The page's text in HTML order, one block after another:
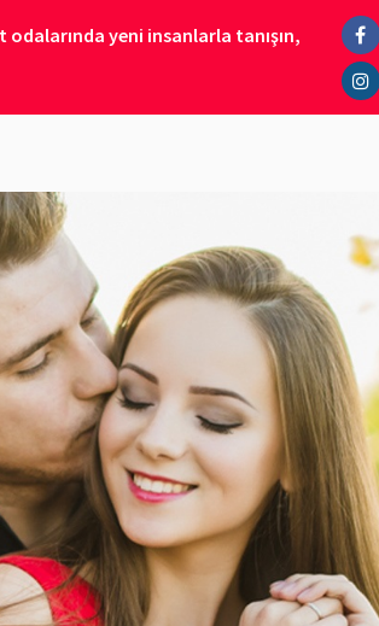
yeni insanlarla tanışın,